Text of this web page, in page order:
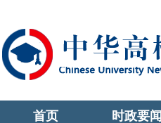
首页 时政要闻